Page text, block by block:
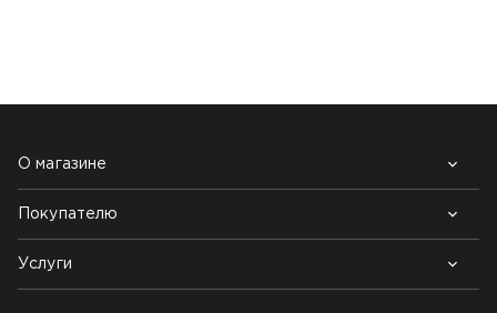
О магазине
Почему выбирают нас
Контакты
Блог
Покупателю
Возврат товара
Как заказать
Услуги